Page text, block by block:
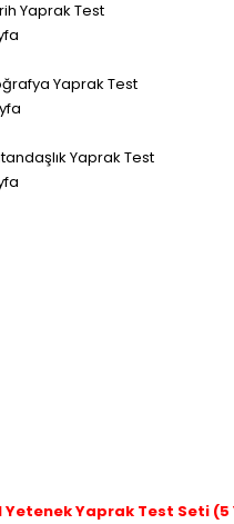
Yaprak Test
Yaprak Test
Yaprak Test
Yetenek Yaprak Test Seti